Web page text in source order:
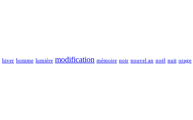
hiver homme lumière modification mémoire noir nouvel an noël nuit orage